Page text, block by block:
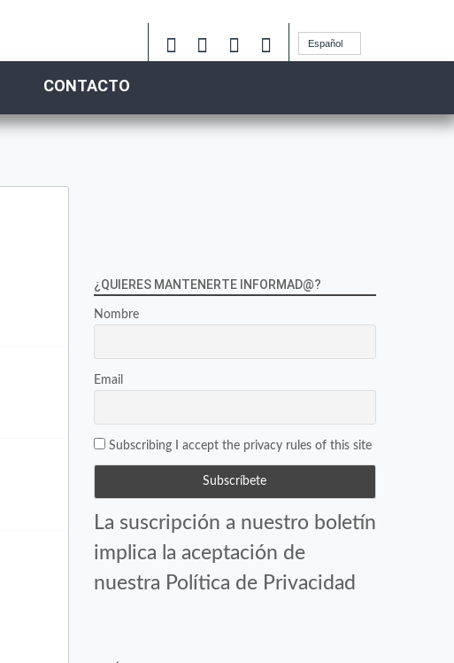
Español
CONTACTO
¿QUIERES MANTENERTE INFORMAD@?
Nombre
Email
Subscribing I accept the privacy rules of this site
La suscripción a nuestro boletín
implica la aceptación de
nuestra Política de Privacidad